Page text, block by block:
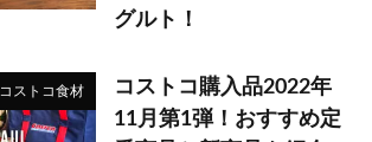
グルト！
コストコ食材
コストコ購入品2022年
11月第1弾！おすすめ定